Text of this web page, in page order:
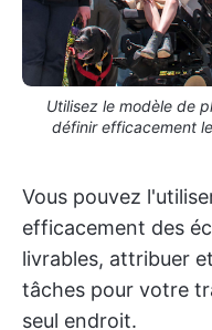
Utilisez le modèle de
définir efficacement
Vous pouvez
efficacement des
livrables, attribuer
tâches pour votre
seul endroit.